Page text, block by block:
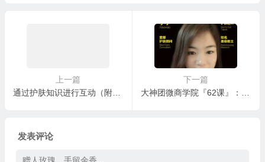
上一篇
通过护肤知识进行互动（附大量护肤知识问答文档）
下一篇
发表评论